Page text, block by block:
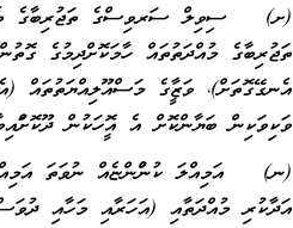
(ށ) ސިވިލް ސަރވިސްގެ ތަޖުރިބާގެ
ތަޖުރިބާގެ މުއްދަތުތައް ހާމަކޮށްދިމުގެ
އެނގޭގޮތަށް)، ވަޒީފާގެ މަސްއޫލިއްޔަތުތައް
ވަކިވަކިން ބަޔާންކޮށް އެ އޮފީހަކުން
(ނ) އަމިއްލަ ކުންފުންޏެއް ނުވަތަ އަމިއްލަ
އަދާކުރި މުއްދަތާއި (އަހަރާއި މަހާއި